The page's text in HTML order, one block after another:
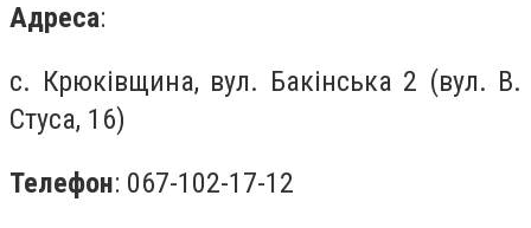
Адреса:
с. Крюківщина, вул. Бакінська 2 (вул. В.
Стуса, 16)
Телефон: 067-102-17-12